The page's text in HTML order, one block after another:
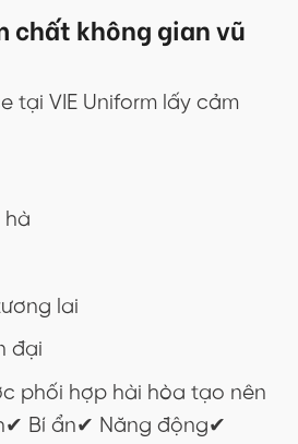
chất không gian vũ
tại VIE Uniform lấy cảm
hà
lai
đại
phối hợp hài hòa tạo nên
✔ Bí ẩn✔ Năng động✔